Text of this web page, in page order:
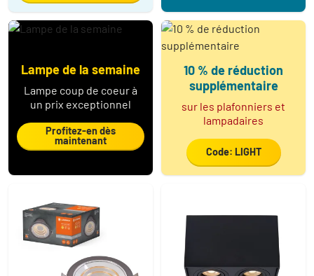
Lampe de la semaine
Lampe coup de coeur à
un prix exceptionnel
Profitez-en dès
maintenant
10 % de réduction
supplémentaire
sur les plafonniers et
lampadaires
Code: LIGHT